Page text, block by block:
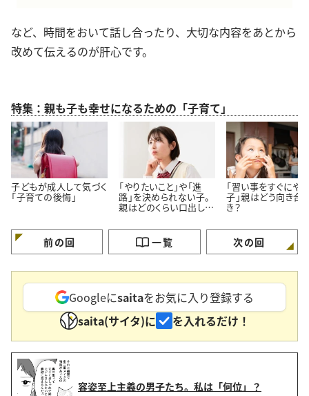
など、時間をおいて話し合ったり、大切な内容をあとから
改めて伝えるのが肝心です。
特集：親も子も幸せになるための「子育て」
子どもが成人して気づく
「子育ての後悔」
「やりたいこと」や「進
路」を決められない子。
親はどのくらい口出しし
「習い事をすぐにや
子」親はどう向き合
き？
前の回 一覧 次の回
Googleにsaitaをお気に入り登録する
saita(サイタ)に
を入れるだけ！
容姿至上主義の男子たち。私は「何位」？